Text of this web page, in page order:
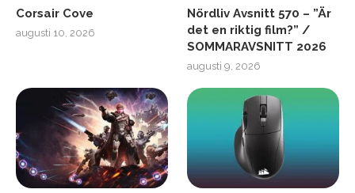
Corsair Cove
augusti 10, 2026
Nördliv Avsnitt 570 – ”Är
det en riktig film?” /
SOMMARAVSNITT 2026
augusti 9, 2026